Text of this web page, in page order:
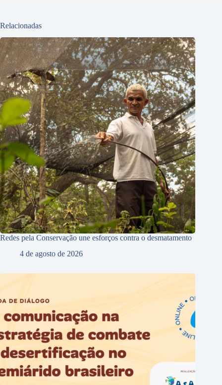
Relacionadas
Redes pela Conservação une esforços contra o desmatamento
4 de agosto de 2026